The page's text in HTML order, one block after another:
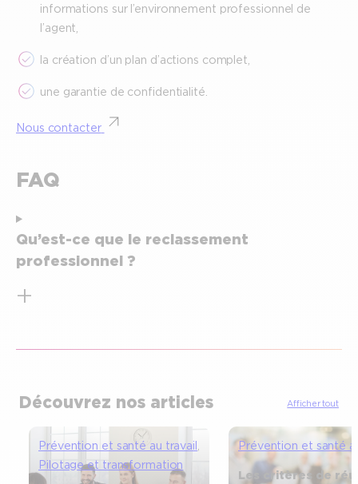
informations sur l’environnement professionnel de
l’agent,
la création d’un plan d’actions complet,
une garantie de confidentialité.
Nous contacter
FAQ
Qu’est-ce que le reclassement
professionnel ?
Découvrez nos articles Afficher tout
Prévention et santé au travail
Pilotage et transformation
Prévention et santé
Les critères de